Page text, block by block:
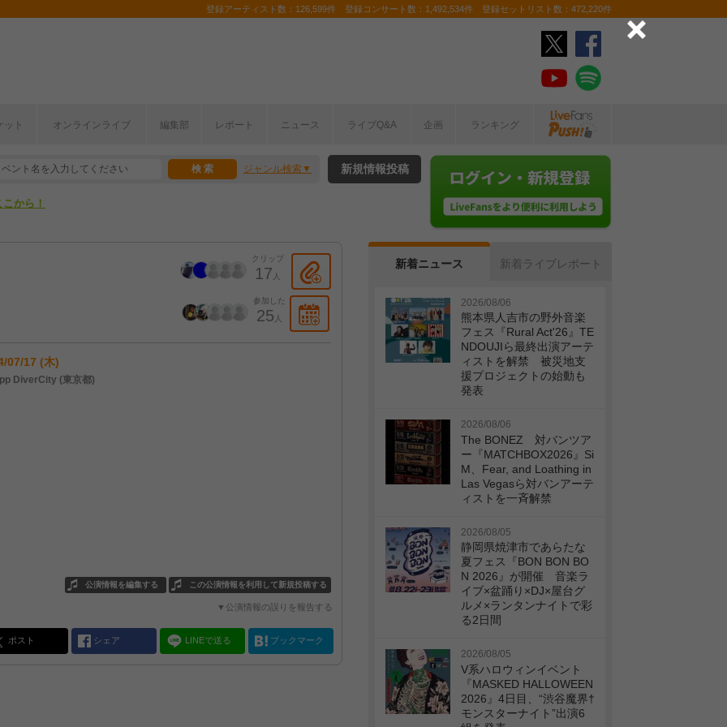
登録アーティスト数：126,599件 登録コンサート数：1,492,534件 登録セットリスト数：472,220件
ット オンラインライブ 編集部 レポート ニュース ライブQ&A 企画 ランキング
ジャンル検索
半期編発表！
から！
新規情報投稿
クリップ
17 人
参加した
25 人
07/17 (木)
DiverCity (東京都)
この公演情報を利用して新規投稿する
公演情報を編集する
▼公演情報の誤りを報告する
ポスト シェア LINEで送る ブックマーク
新着ニュース 新着ライブレポート
2026/08/06
熊本県人吉市の野外音楽
フェス『Rural Act'26』TE
NDOUJIら最終出演アーテ
ィストを解禁 被災地支
援プロジェクトの始動も
発表
2026/08/06
The BONEZ 対バンツア
ー『MATCHBOX2026』Si
M、Fear, and Loathing in
Las Vegasら対バンアーテ
ィストを一斉解禁
2026/08/05
静岡県焼津市であらたな
夏フェス『BON BON BO
N 2026』が開催 音楽ラ
イブ×盆踊り×DJ×屋台グ
ルメ×ランタンナイトで彩
る2日間
2026/08/05
V系ハロウィンイベント
『MASKED HALLOWEEN
2026』4日目、“渋谷魔界†
モンスターナイト”出演6